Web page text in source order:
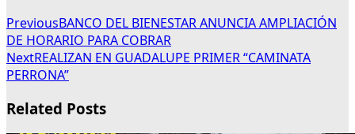
PreviousBANCO DEL BIENESTAR ANUNCIA AMPLIACIÓN
DE HORARIO PARA COBRAR
NextREALIZAN EN GUADALUPE PRIMER “CAMINATA
PERRONA”
Related Posts